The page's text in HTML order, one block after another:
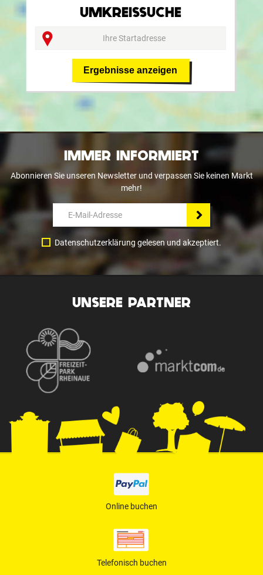
UMKREISSUCHE
Ergebnisse anzeigen
IMMER INFORMIERT
Abonnieren Sie unseren Newsletter und verpassen Sie keinen Markt
mehr!
Datenschutzerklärung gelesen und akzeptiert.
UNSERE PARTNER
Online buchen
Telefonisch buchen